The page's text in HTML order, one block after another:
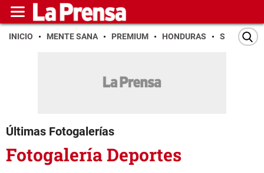
INICIO MENTE SANA PREMIUM HONDURAS SAN PEDRO
Últimas Fotogalerías
Fotogalería Deportes